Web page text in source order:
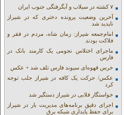
۷ کشته در سیلاب و آبگرفتگی جنوب ایران
آخرین وضعیت پرونده دختری که در شیراز
ناپدید شد
امام‌جمعه شیراز: زمان شاه، مردم در فقر و
فلاکت بودند
ماجرای اختلاس نجومی یک کارمند بانک در
فارس
خرس قهوه‌ای سیوند فارس تلف شد + عکس
عکس/ حرکت یک کافه در شیراز جلب توجه
کرد
خواستگار قلابی در شیراز دستگیر شد
اجرای دقیق برنامه‌های مدیریت بار در شیراز
برای حفظ پایداری شبکه برق